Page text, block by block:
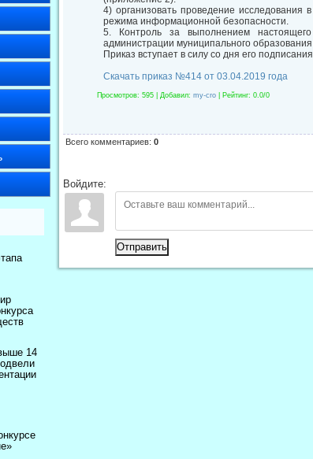
14
4) организовать проведение
режима информационной безопасности.
5. Контроль за выполнением
администрации муниципального
Приказ вступает в силу со дня его подписания
Скачать приказ №414 от 03.04.2019 года
Просмотров: 595 | Добавил: my-cro Рейтинг: 0.0/0
Всего комментариев: 0
Войдите:
Отправить